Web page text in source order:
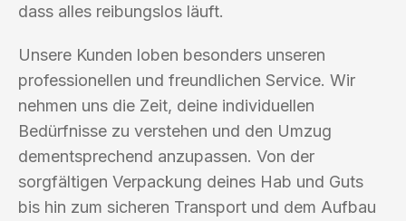
dass alles reibungslos läuft.
Unsere Kunden loben besonders unseren
professionellen und freundlichen Service. Wir
nehmen uns die Zeit, deine individuellen
Bedürfnisse zu verstehen und den Umzug
dementsprechend anzupassen. Von der
sorgfältigen Verpackung deines Hab und Guts
bis hin zum sicheren Transport und dem Aufbau